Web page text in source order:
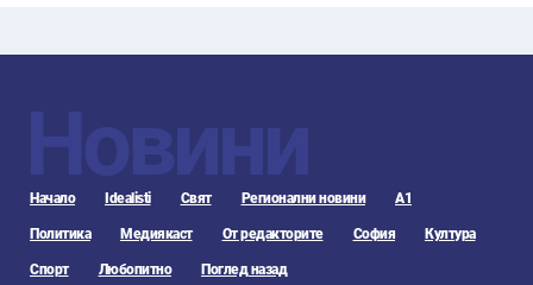
Новини
Начало Idealisti Свят Регионални новини А1
Политика Медиякаст От редакторите София Култура
Спорт Любопитно Поглед назад